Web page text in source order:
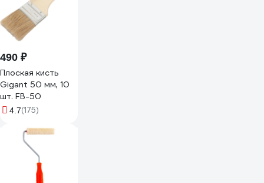
490 ₽
Плоская кисть
Gigant 50 мм, 10
шт. FB-50
4.7(175)